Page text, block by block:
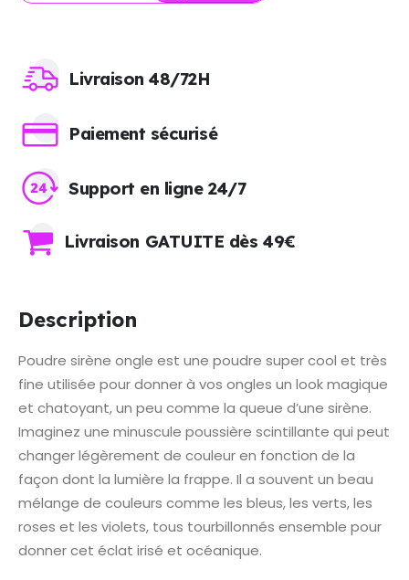
Livraison 48/72H
Paiement sécurisé
Support en ligne 24/7
Livraison GATUITE dès 49€
Description
Poudre sirène ongle est une poudre super cool et très
fine utilisée pour donner à vos ongles un look magique
et chatoyant, un peu comme la queue d’une sirène.
Imaginez une minuscule poussière scintillante qui peut
changer légèrement de couleur en fonction de la
façon dont la lumière la frappe. Il a souvent un beau
mélange de couleurs comme les bleus, les verts, les
roses et les violets, tous tourbillonnés ensemble pour
donner cet éclat irisé et océanique.